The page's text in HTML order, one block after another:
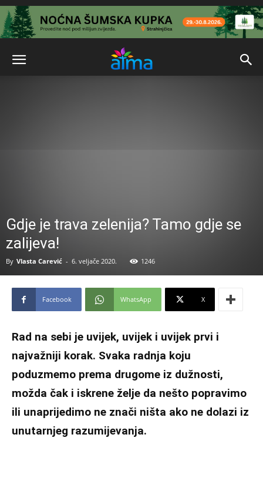
Gdje je trava zelenija? Tamo gdje se
zalijeva!
By Vlasta Carević - 6. veljače 2020. 1246
Facebook WhatsApp X
Rad na sebi je uvijek, uvijek i uvijek prvi i
najvažniji korak. Svaka radnja koju
poduzmemo prema drugome iz dužnosti,
možda čak i iskrene želje da nešto popravimo
ili unaprijedimo ne znači ništa ako ne dolazi iz
unutarnjeg razumijevanja.